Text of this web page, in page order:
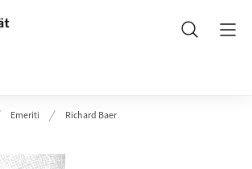
Suche
Emeriti Richard Baer